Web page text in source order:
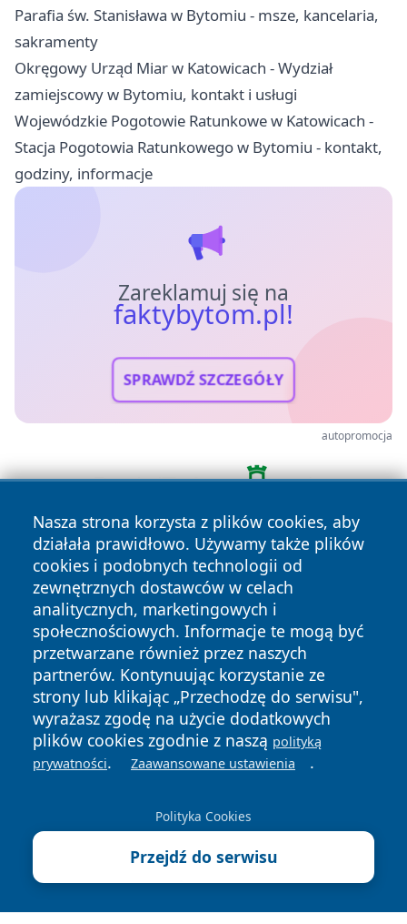
Parafia św. Stanisława w Bytomiu - msze, kancelaria,
sakramenty
Okręgowy Urząd Miar w Katowicach - Wydział
zamiejscowy w Bytomiu, kontakt i usługi
Wojewódzkie Pogotowie Ratunkowe w Katowicach -
Stacja Pogotowia Ratunkowego w Bytomiu - kontakt,
godziny, informacje
Zareklamuj się na
faktybytom.pl!
SPRAWDŹ SZCZEGÓŁY
autopromocja
Nasza strona korzysta z plików cookies, aby
działała prawidłowo. Używamy także plików
cookies i podobnych technologii od
zewnętrznych dostawców w celach
analitycznych, marketingowych i
społecznościowych. Informacje te mogą być
przetwarzane również przez naszych
partnerów. Kontynuując korzystanie ze
strony lub klikając „Przechodzę do serwisu",
wyrażasz zgodę na użycie dodatkowych
plików cookies zgodnie z naszą polityką
prywatności. Zaawansowane ustawienia .
Polityka Cookies
Przejdź do serwisu
Copyright © 2026 faktybytom.pl Wszystkie prawa zastrzeżone.
News Autorzy
Polityka
Prywatności
Polityka
Cookies